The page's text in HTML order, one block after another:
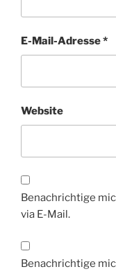
E-Mail-Adresse*
Website
Benachrichtige
via E-Mail.
Benachrichtige